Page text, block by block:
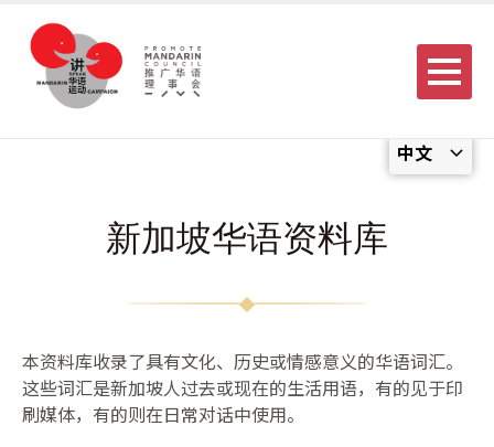
中文
Menu
新加坡华语资料库
本资料库收录了具有文化、历史或情感意义的华语词汇。
这些词汇是新加坡人过去或现在的生活用语，有的见于印
刷媒体，有的则在日常对话中使用。